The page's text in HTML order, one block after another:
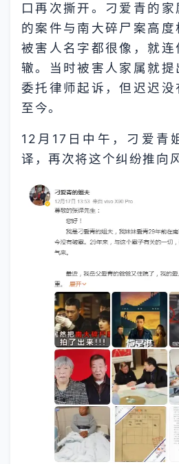
口再次撕开。刁爱青的
的案件与南大碎尸案高度
被害人名字都很像，就连
辙。当时被害人家属就提
委托律师起诉，但迟迟没
至今。
12月17日中午，刁爱青
译，再次将这个纠纷推向